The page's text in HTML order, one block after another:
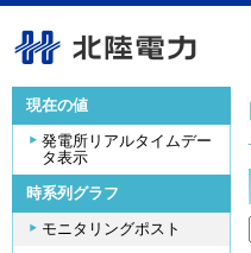
現在の値
発電所リアルタイムデー
タ表示
時系列グラフ
モニタリングポスト